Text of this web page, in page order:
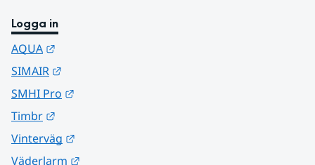
Logga in
AQUA
SIMAIR
SMHI Pro
Timbr
Vinterväg
Väderlarm